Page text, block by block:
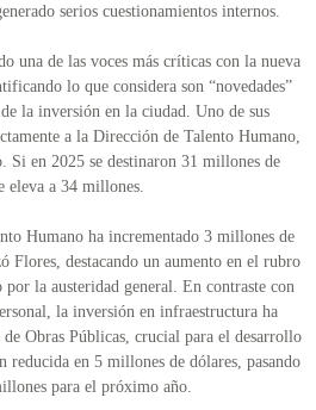
serios cuestionamientos internos.
una de las voces más críticas con la nueva
lo que considera son “novedades”
la inversión en la ciudad. Uno de sus
a la Dirección de Talento Humano,
Si en 2025 se destinaron 31 millones de
eleva a 34 millones.
Humano ha incrementado 3 millones de
Flores, destacando un aumento en el rubro
por la austeridad general. En contraste con
la inversión en infraestructura ha
Obras Públicas, crucial para el desarrollo
reducida en 5 millones de dólares, pasando
para el próximo año.